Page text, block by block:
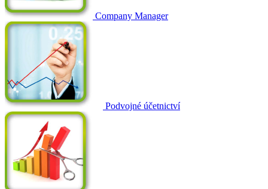
Company Manager
Podvojné účetnictví